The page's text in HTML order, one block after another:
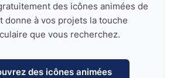
des icônes animées de
donne à vos projets la touche
que vous recherchez.
des icônes animées